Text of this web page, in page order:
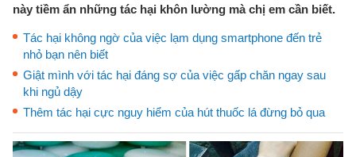
này tiềm ẩn những tác hại khôn lường mà chị em cần biết.
Tác hại không ngờ của việc lạm dụng smartphone đến trẻ
nhỏ bạn nên biết
Giật mình với tác hại đáng sợ của việc gấp chăn ngay sau
khi ngủ dậy
Thêm tác hại cực nguy hiểm của hút thuốc lá đừng bỏ qua